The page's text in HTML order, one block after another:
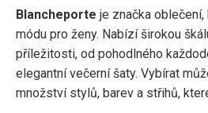
Blancheporte je značka
módu pro ženy. Nabízí širokou
příležitosti, od pohodlného
elegantní večerní šaty. Vybírat
množství stylů, barev a střihů,